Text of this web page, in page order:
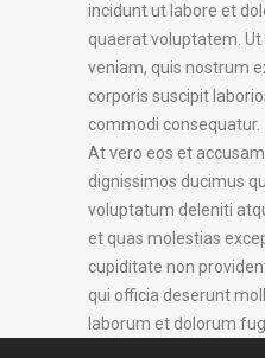
incidunt ut labore et
quaerat voluptatem.
veniam, quis nostrum
corporis suscipit
commodi consequatur.
At vero eos et
dignissimos ducimus
voluptatum deleniti
et quas molestias
cupiditate non
qui officia deserunt
laborum et dolorum